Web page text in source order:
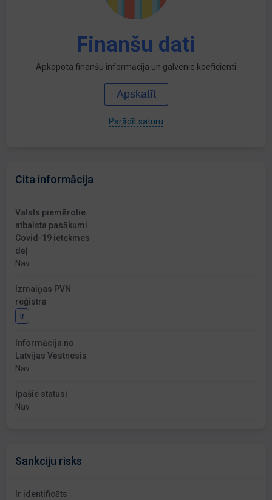
Finanšu dati
Apkopota finanšu informācija un galvenie koeficienti
Apskatīt
Parādīt saturu
Cita informācija
Valsts piemērotie
atbalsta pasākumi
Covid-19 ietekmes
dēļ
Nav
Izmaiņas PVN
reģistrā
Ir
Informācija no
Latvijas Vēstnesis
Nav
Īpašie statusi
Nav
Sankciju risks
Ir identificēts